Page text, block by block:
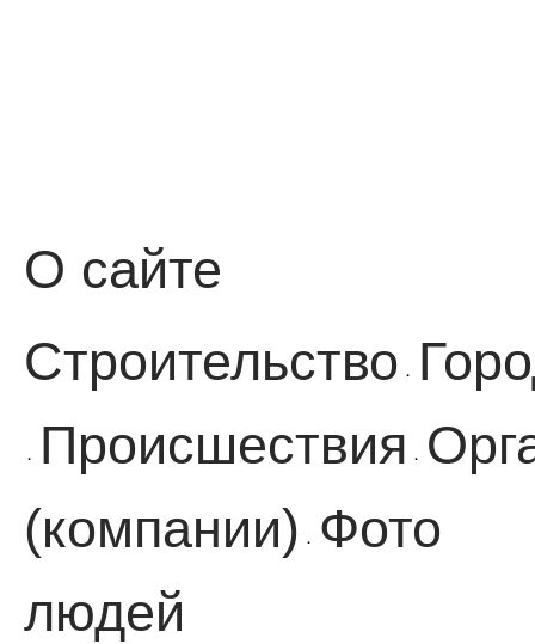
О сайте
Строительство ·
· Происшествия ·
(компании)
·
Фото
людей